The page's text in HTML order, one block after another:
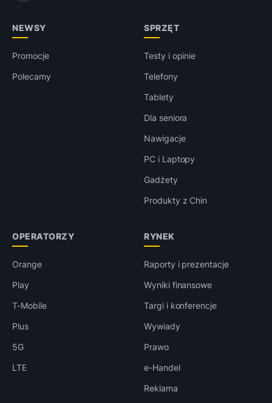
NEWSY
Promocje
Polecamy
SPRZĘT
Testy i opinie
Telefony
Tablety
Dla seniora
Nawigacje
PC i Laptopy
Gadżety
Produkty z Chin
OPERATORZY
Orange
Play
T-Mobile
Plus
5G
LTE
RYNEK
Raporty i prezentacje
Wyniki finansowe
Targi i konferencje
Wywiady
Prawo
e-Handel
Reklama